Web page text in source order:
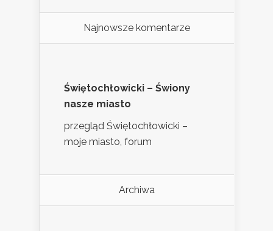
Najnowsze komentarze
Świętochłowicki – Świony
nasze miasto
przegląd Świętochłowicki –
moje miasto, forum
Archiwa